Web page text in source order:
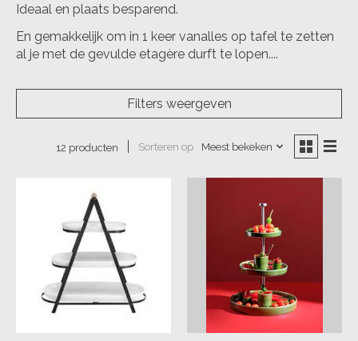
Ideaal en plaats besparend.
En gemakkelijk om in 1 keer vanalles op tafel te zetten
al je met de gevulde etagère durft te lopen....
Filters weergeven
12 producten Sorteren op Meest bekeken